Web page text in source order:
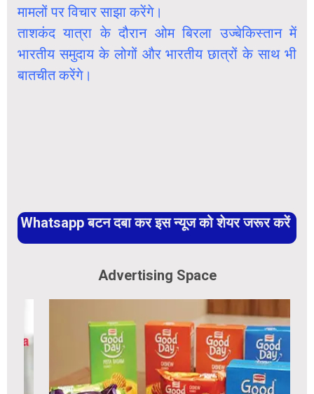
मामलों पर विचार साझा करेंगे।
ताशकंद यात्रा के दौरान ओम बिरला उज्बेकिस्तान में
भारतीय समुदाय के लोगों और भारतीय छात्रों के साथ भी
बातचीत करेंगे।
Whatsapp बटन दबा कर इस न्यूज को शेयर जरूर करें
Advertising Space